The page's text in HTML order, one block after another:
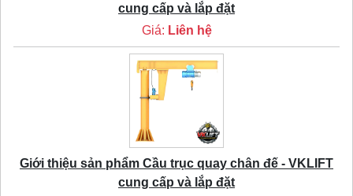
cung cấp và lắp đặt
Giá: Liên hệ
Giới thiệu sản phẩm Cầu trục quay chân đế - VKLIFT
cung cấp và lắp đặt